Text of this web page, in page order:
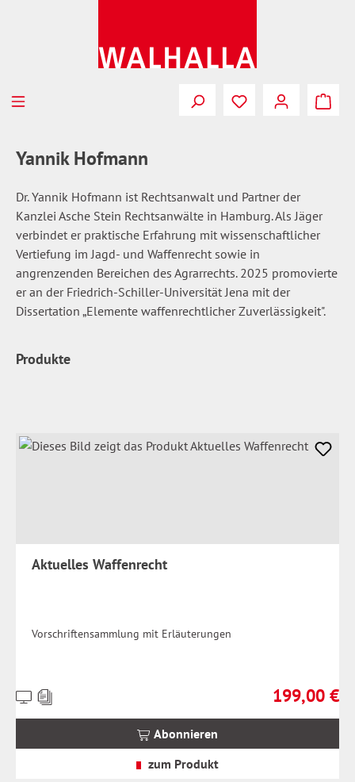
Du hast 0
Yannik Hofmann
Dr. Yannik Hofmann ist Rechtsanwalt und Partner der
Kanzlei Asche Stein Rechtsanwälte in Hamburg. Als Jäger
verbindet er praktische Erfahrung mit wissenschaftlicher
Vertiefung im Jagd- und Waffenrecht sowie in
angrenzenden Bereichen des Agrarrechts. 2025 promovierte
er an der Friedrich-Schiller-Universität Jena mit der
Dissertation „Elemente waffenrechtlicher Zuverlässigkeit".
Produkte
Aktuelles Waffenrecht
Vorschriftensammlung mit Erläuterungen
Regulärer
199,00 €
Preise
Abonnieren
zum Produkt